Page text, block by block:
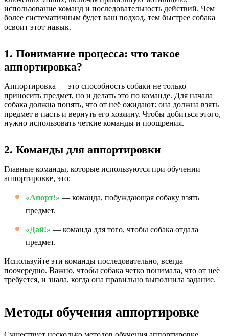
использование команд и последовательность действий. Чем
более систематичным будет ваш подход, тем быстрее собака
освоит этот навык.
1. Понимание процесса: что такое
аппортировка?
Аппортировка — это способность собаки не только
приносить предмет, но и делать это по команде. Для начала
собака должна понять, что от неё ожидают: она должна взять
предмет в пасть и вернуть его хозяину. Чтобы добиться этого,
нужно использовать четкие команды и поощрения.
2. Команды для аппортировки
Главные команды, которые используются при обучении
аппортировке, это:
«Апорт!» — команда, побуждающая собаку взять
предмет.
«Дай!» — команда для того, чтобы собака отдала
предмет.
Используйте эти команды последовательно, всегда
поочередно. Важно, чтобы собака четко понимала, что от неё
требуется, и знала, когда она правильно выполнила задание.
Методы обучения аппортировке